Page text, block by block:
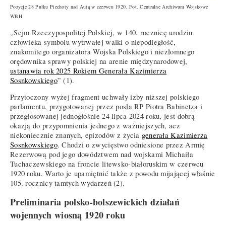
Pozycje 28 Pułku Piechoty nad Autą w czerwcu 1920. Fot. Centralne Archiwum Wojskowe
WBH
„Sejm Rzeczypospolitej Polskiej, w 140. rocznicę urodzin
człowieka symbolu wytrwałej walki o niepodległość,
znakomitego organizatora Wojska Polskiego i niezłomnego
orędownika sprawy polskiej na arenie międzynarodowej,
ustanawia rok 2025 Rokiem Generała Kazimierza
Sosnkowskiego” (1).
Przytoczony wyżej fragment uchwały izby niższej polskiego
parlamentu, przygotowanej przez posła RP Piotra Babinetza i
przegłosowanej jednogłośnie 24 lipca 2024 roku, jest dobrą
okazją do przypomnienia jednego z ważniejszych, acz
niekoniecznie znanych, epizodów z życia generała Kazimierza
Sosnkowskiego. Chodzi o zwycięstwo odniesione przez Armię
Rezerwową pod jego dowództwem nad wojskami Michaiła
Tuchaczewskiego na froncie litewsko-białoruskim w czerwcu
1920 roku. Warto je upamiętnić także z powodu mijającej właśnie
105. rocznicy tamtych wydarzeń (2).
Preliminaria polsko-bolszewickich działań
wojennych wiosną 1920 roku